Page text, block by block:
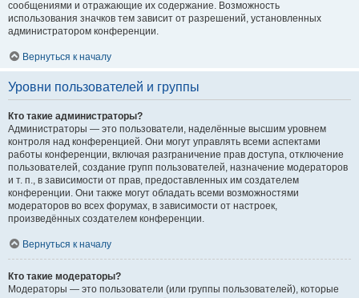
сообщениями и отражающие их содержание. Возможность
использования значков тем зависит от разрешений, установленных
администратором конференции.
Вернуться к началу
Уровни пользователей и группы
Кто такие администраторы?
Администраторы — это пользователи, наделённые высшим уровнем
контроля над конференцией. Они могут управлять всеми аспектами
работы конференции, включая разграничение прав доступа, отключение
пользователей, создание групп пользователей, назначение модераторов
и т. п., в зависимости от прав, предоставленных им создателем
конференции. Они также могут обладать всеми возможностями
модераторов во всех форумах, в зависимости от настроек,
произведённых создателем конференции.
Вернуться к началу
Кто такие модераторы?
Модераторы — это пользователи (или группы пользователей), которые